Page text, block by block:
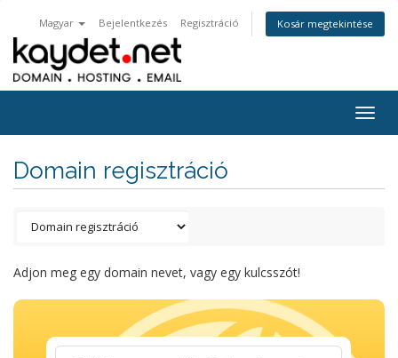
Magyar Bejelentkezés Regisztráció Kosár megtekintése
Domain regisztráció
Adjon meg egy domain nevet, vagy egy kulcsszót!